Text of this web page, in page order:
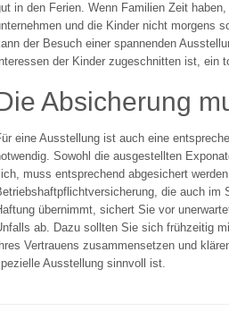
in den Ferien. Wenn Familien Zeit
und die Kinder nicht morgens
der Besuch einer spannenden
Interessen der Kinder zugeschnitten ist, ein
Absicherung
eine Ausstellung ist auch eine
Sowohl die ausgestellten
muss entsprechend abgesichert
die auch im
übernimmt, sichert Sie vor
ab. Dazu sollten Sie sich frühzeitig
Ihres Vertrauens zusammensetzen und
Ausstellung sinnvoll ist.